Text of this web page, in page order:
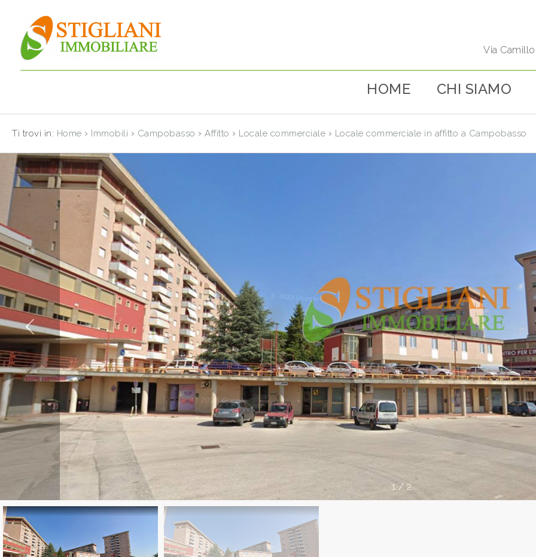
Via
HOME CHI SIAMO
Ti trovi in: Home › Immobili › Campobasso › Affitto › Locale commerciale › Locale commerciale in affitto a Campobasso
1 / 2
HOME
CHI
IMMOBILI
SERVIZI
CONTATTI
Codice
Vendita
Affitto
Scegli
dove
cercare
Provincia
Comune
Tipologia
multiscelta
Qualsiasi
Residenziali